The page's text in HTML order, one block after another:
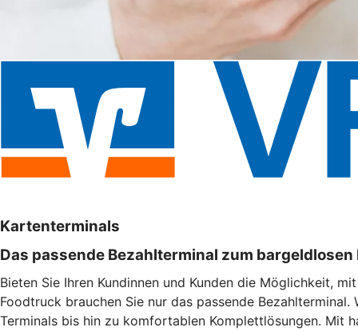
Kartenterminals
Das passende Bezahlterminal zum bargeldlosen
Bieten Sie Ihren Kundinnen und Kunden die Möglichkeit,
Foodtruck brauchen Sie nur das passende
Terminals bis hin zu komfortablen Komplettlösungen. Mit